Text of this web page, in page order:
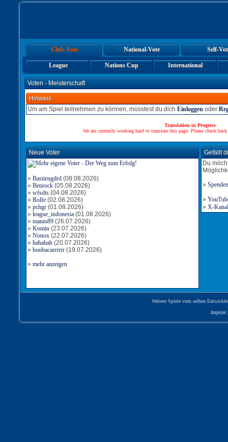
Club-Vote National-Vote Self-
League Nations Cup International
Voten - Meisterschaft
Hinweis
Um am Spiel teilnehmen zu können, müsstest du dich Einloggen oder
Translation in Progress
We are currently working hard to translate this page. Please check
Neue Voter
» Bastiengdrd (08.08.2026)
» Benrock (05.08.2026)
» wfsdts (04.08.2026)
» Rolfe (02.08.2026)
» pchgr (01.08.2026)
» league_indonesia (01.08.2026)
» manio89 (26.07.2026)
» Komin (23.07.2026)
» Nonox (22.07.2026)
» hahahah (20.07.2026)
» boubacarrrrrr (19.07.2026)
» mehr anzeigen
Gefällt
Du
» Spenden
»
» X-
Weitere Spiele vom selben
Imprint